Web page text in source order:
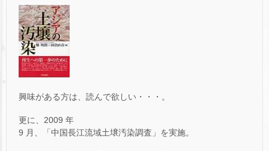
興味がある方は、読んで欲しい・・・。
更に、2009 年
9 月、「中国長江流域土壌汚染調査」を実施。